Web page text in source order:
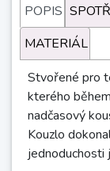
POPIS
MATERIÁL
Stvořené pro
kterého
nadčasový
Kouzlo
jednoduchosti